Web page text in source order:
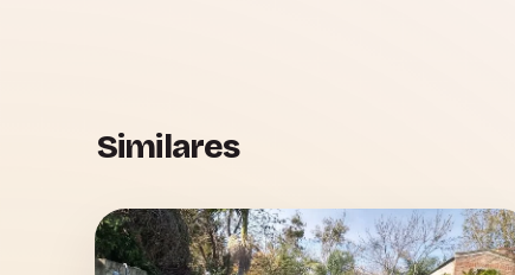
Similares